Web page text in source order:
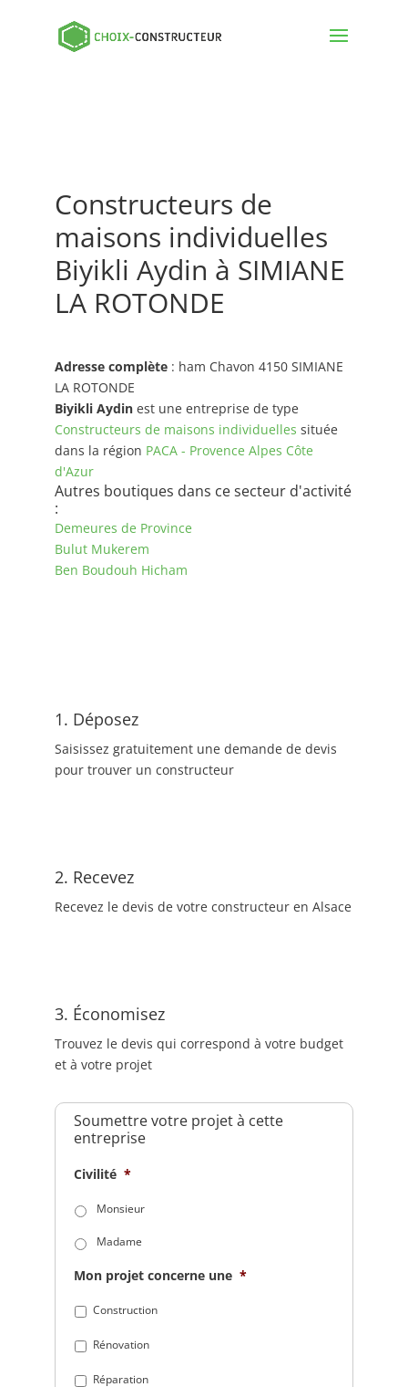
Constructeurs de
maisons individuelles
Biyikli Aydin à SIMIANE
LA ROTONDE
Adresse complète: ham Chavon 4150 SIMIANE
LA ROTONDE
Biyikli Aydinest une entreprise de type
Constructeurs de maisons individuelles située
dans la région PACA - Provence Alpes Côte
d'Azur
Autres boutiques dans ce secteur d'activité
:
Demeures de Province
Bulut Mukerem
Ben Boudouh Hicham
1. Déposez
Saisissez gratuitement une demande de devis
pour trouver un constructeur
2. Recevez
Recevez le devis de votre constructeur en Alsace
3. Économisez
Trouvez le devis qui correspond à votre budget
et à votre projet
Soumettre votre projet à cette
entreprise
Civilité *
Monsieur
Madame
Mon projet concerne une *
Construction
Rénovation
Réparation